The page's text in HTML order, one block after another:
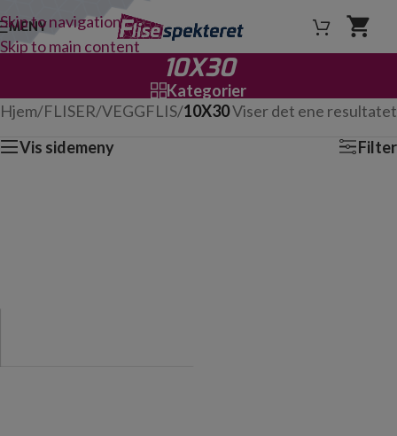
Skip to navigation
Skip to main content
MENY
10X30
Kategorier
Hjem/FLISER/VEGGFLIS/10X30Viser det ene resultatet
Vis sidemeny
Filter